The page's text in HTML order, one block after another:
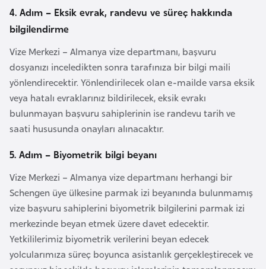
4. Adım – Eksik evrak, randevu ve süreç hakkında
bilgilendirme
Vize Merkezi – Almanya vize departmanı, başvuru
dosyanızı inceledikten sonra tarafınıza bir bilgi maili
yönlendirecektir. Yönlendirilecek olan e-mailde varsa eksik
veya hatalı evraklarınız bildirilecek, eksik evrakı
bulunmayan başvuru sahiplerinin ise randevu tarih ve
saati hususunda onayları alınacaktır.
5. Adım – Biyometrik bilgi beyanı
Vize Merkezi – Almanya vize departmanı herhangi bir
Schengen üye ülkesine parmak izi beyanında bulunmamış
vize başvuru sahiplerini biyometrik bilgilerini parmak izi
merkezinde beyan etmek üzere davet edecektir.
Yetkililerimiz biyometrik verilerini beyan edecek
yolcularımıza süreç boyunca asistanlık gerçekleştirecek ve
e
ç
İ
s
v
i
ç
r
e
İ
t
a
l
y
a